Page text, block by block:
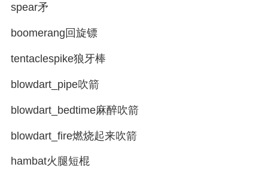
spear矛
boomerang回旋镖
tentaclespike狼牙棒
blowdart_pipe吹箭
blowdart_bedtime麻醉吹箭
blowdart_fire燃烧起来吹箭
hambat火腿短棍